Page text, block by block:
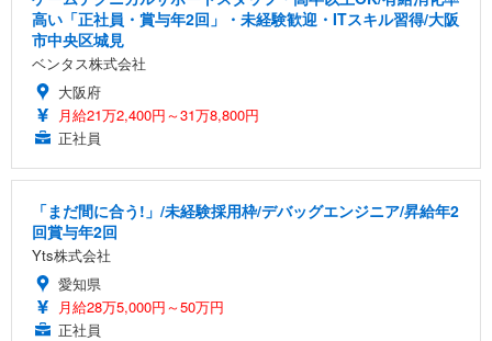
高い「正社員・賞与年2回」・未経験歓迎・ITスキル習得/大阪
市中央区城見
ベンタス株式会社
大阪府
月給21万2,400円～31万8,800円
正社員
「まだ間に合う!」/未経験採用枠/デバッグエンジニア/昇給年2
回賞与年2回
Yts株式会社
愛知県
月給28万5,000円～50万円
正社員